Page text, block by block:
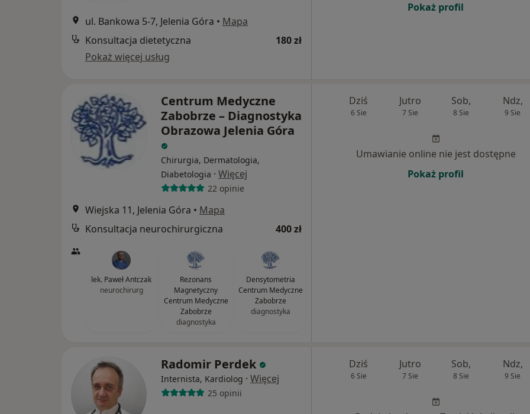
ul. Bankowa 5-7, Jelenia Góra • Mapa
Konsultacja dietetyczna
180 zł
Pokaż więcej usług
Pokaż profil
Centrum Medyczne
Zabobrze – Diagnostyka
Obrazowa Jelenia Góra
Chirurgia, Dermatologia,
Diabetologia · Więcej
22 opinie
Wiejska 11, Jelenia Góra • Mapa
Konsultacja neurochirurgiczna
400 zł
lek. Paweł Antczak
neurochirurg
Rezonans
Magnetyczny
Centrum Medyczne
Zabobrze
diagnostyka
Densytometria
Centrum Medyczne
Zabobrze
diagnostyka
Dziś
6 Sie
Jutro
7 Sie
Sob,
8 Sie
Ndz,
9 Sie
Umawianie online nie jest dostępne
Pokaż profil
Radomir Perdek
Internista, Kardiolog · Więcej
25 opinii
Dziś
6 Sie
Jutro
7 Sie
Sob,
8 Sie
Ndz,
9 Sie